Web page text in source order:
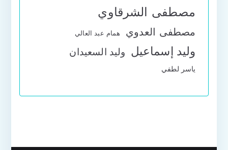
مصطفى الشرقاوي
مصطفى العدوي همام عبد العالي
وليد إسماعيل وليد السعيدان
ياسر لطفي